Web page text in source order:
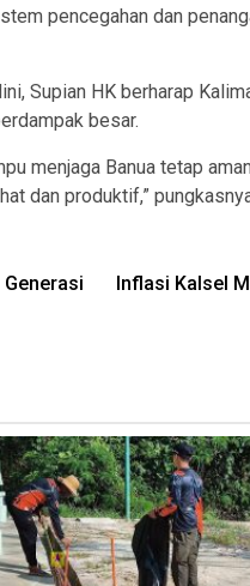
pencegahan dan
Supian HK berharap
besar.
menjaga Banua tetap
dan produktif,”
Inflasi Kalsel